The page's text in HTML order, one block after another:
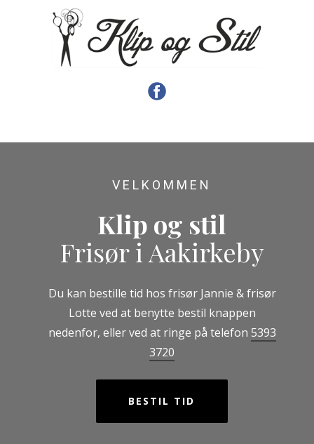
VELKOMMEN
Klip og stil
Frisør i Aakirkeby
Du kan bestille tid hos frisør Jannie & frisør
Lotte ved at benytte bestil knappen
nedenfor, eller ved at ringe på telefon 5393
3720
BESTIL TID